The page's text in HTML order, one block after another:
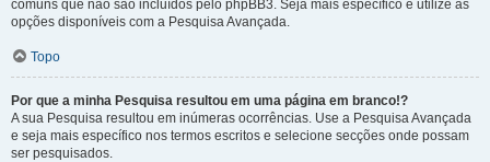
comuns que não são incluídos pelo phpBB3. Seja mais específico e utilize as
opções disponíveis com a Pesquisa Avançada.
Topo
Por que a minha Pesquisa resultou em uma página em branco!?
A sua Pesquisa resultou em inúmeras ocorrências. Use a Pesquisa Avançada
e seja mais específico nos termos escritos e selecione secções onde possam
ser pesquisados.